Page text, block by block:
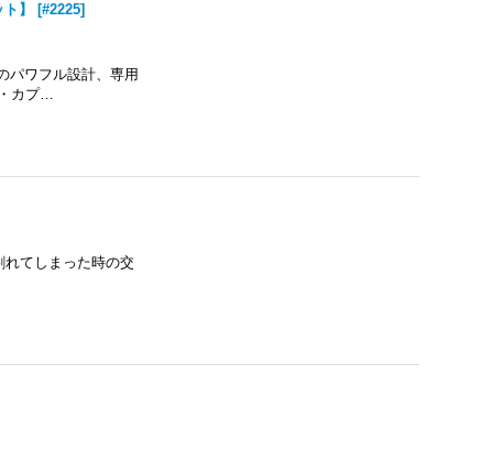
】 [#2225]
パワフル設計、専用
カプ…
れてしまった時の交